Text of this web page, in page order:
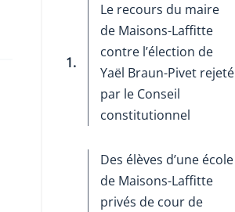
1.
Le recours du maire
de Maisons-Laffitte
contre l’élection de
Yaël Braun-Pivet rejeté
par le Conseil
constitutionnel
Des élèves d’une école
de Maisons-Laffitte
privés de cour de